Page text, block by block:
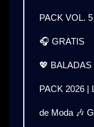
PACK VOL.
🎧 GRATIS
💖
PACK 2026 |
de Moda 🎶